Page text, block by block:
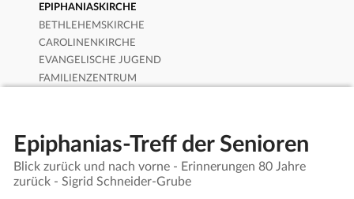
EPIPHANIASKIRCHE
BETHLEHEMSKIRCHE
CAROLINENKIRCHE
EVANGELISCHE JUGEND
FAMILIENZENTRUM
Epiphanias-Treff der Senioren
Blick zurück und nach vorne - Erinnerungen 80 Jahre
zurück - Sigrid Schneider-Grube